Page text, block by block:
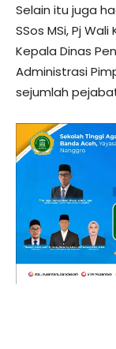
Selain itu juga
SSos MSi, Pj
Kepala Dinas
Administrasi
sejumlah